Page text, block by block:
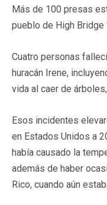
Más de 100 presas
pueblo de High
Cuatro personas
huracán Irene,
vida al caer de
Esos incidentes
en Estados Unidos a
había causado la
además de haber
Rico, cuando aún